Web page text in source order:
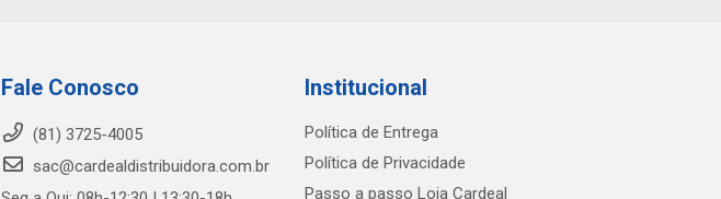
Fale Conosco
(81) 3725-4005
sac@cardealdistribuidora.com.br
Institucional
Política de Entrega
Política de Privacidade
Passo a passo Loja Cardeal